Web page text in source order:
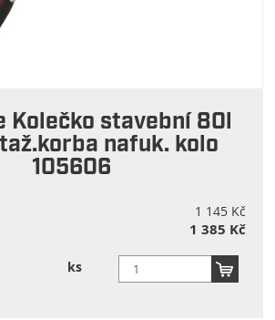
Kolečko stavební 80l
nafuk. kolo
105606
1 145 Kč
1 385 Kč
ks